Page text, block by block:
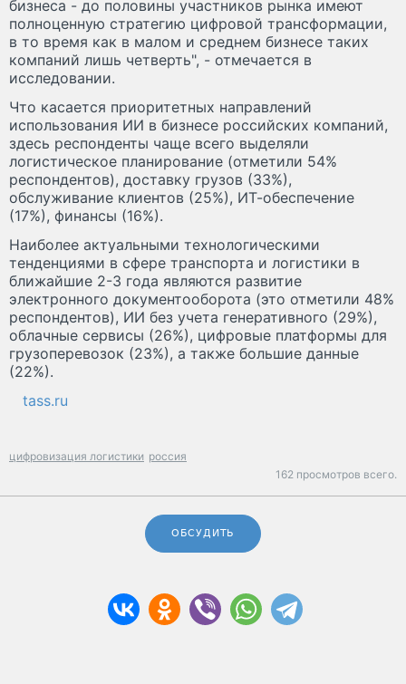
бизнеса - до половины участников рынка имеют
полноценную стратегию цифровой трансформации,
в то время как в малом и среднем бизнесе таких
компаний лишь четверть", - отмечается в
исследовании.
Что касается приоритетных направлений
использования ИИ в бизнесе российских компаний,
здесь респонденты чаще всего выделяли
логистическое планирование (отметили 54%
респондентов), доставку грузов (33%),
обслуживание клиентов (25%), ИТ-обеспечение
(17%), финансы (16%).
Наиболее актуальными технологическими
тенденциями в сфере транспорта и логистики в
ближайшие 2-3 года являются развитие
электронного документооборота (это отметили 48%
респондентов), ИИ без учета генеративного (29%),
облачные сервисы (26%), цифровые платформы для
грузоперевозок (23%), а также большие данные
(22%).
tass.ru
цифровизация логистики россия
162 просмотров всего.
ОБСУДИТЬ